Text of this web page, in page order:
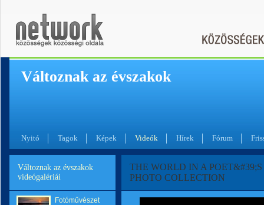
Változnak az évszakok
Nyitó Tagok Képek Videók Hírek Fórum
Változnak az évszakok
videógalériái
Fotóművészet
THE WORLD IN A
PHOTO COLLECTION